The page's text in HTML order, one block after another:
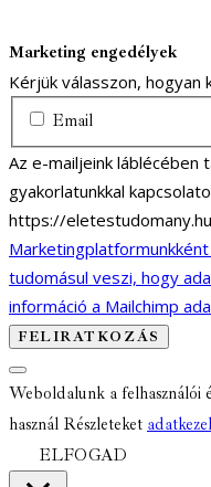
Marketing engedélyek
Kérjük válasszon,
Email
Az e-mailjeink láblécében
gyakorlatunkkal
https://
tudomásul veszi, hogy
információ a Mailchimp
Weboldalunk a felhasználói
használ Részleteket
ELFOGAD